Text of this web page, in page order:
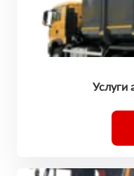
Услуги